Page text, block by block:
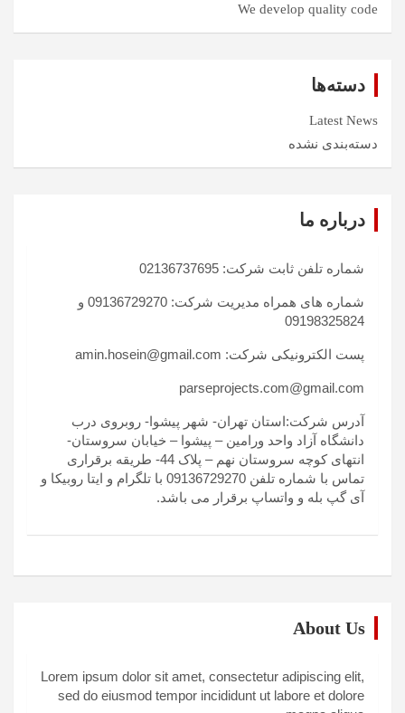
We develop quality code
دسته‌ها
Latest News
دسته‌بندی نشده
درباره ما
شماره تلفن ثابت شرکت: 02136737695
شماره های همراه مدیریت شرکت: 09136729270 و
09198325824
پست الکترونیکی شرکت: amin.hosein@gmail.com
parseprojects.com@gmail.com
آدرس شرکت:استان تهران- شهر پیشوا- روبروی درب
دانشگاه آزاد واحد ورامین – پیشوا – خیابان سروستان-
انتهای کوچه سروستان نهم – پلاک 44- طریقه برقراری
تماس با شماره تلفن 09136729270 با تلگرام و ایتا روبیکا و
آی گپ بله و واتساپ برقرار می باشد.
About Us
Lorem ipsum dolor sit amet, consectetur adipiscing elit,
sed do eiusmod tempor incididunt ut labore et dolore